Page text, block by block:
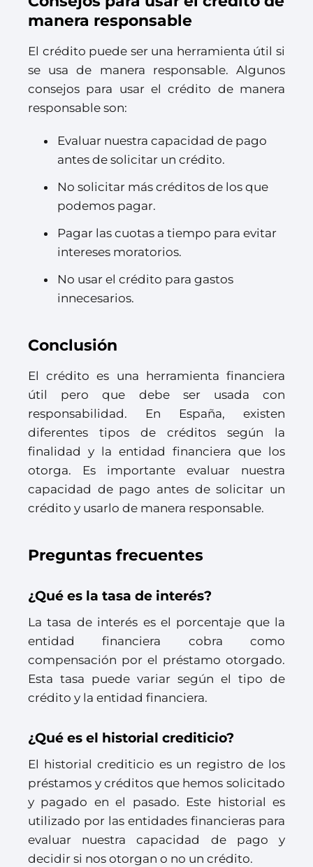
manera responsable
El crédito puede ser una herramienta útil si
se usa de manera responsable. Algunos
consejos para usar el crédito de manera
responsable son:
Evaluar nuestra capacidad de pago
antes de solicitar un crédito.
No solicitar más créditos de los que
podemos pagar.
Pagar las cuotas a tiempo para evitar
intereses moratorios.
No usar el crédito para gastos
innecesarios.
Conclusión
El crédito es una herramienta financiera
útil pero que debe ser usada con
responsabilidad. En España, existen
diferentes tipos de créditos según la
finalidad y la entidad financiera que los
otorga. Es importante evaluar nuestra
capacidad de pago antes de solicitar un
crédito y usarlo de manera responsable.
Preguntas frecuentes
¿Qué es la tasa de interés?
La tasa de interés es el porcentaje que la
entidad financiera cobra como
compensación por el préstamo otorgado.
Esta tasa puede variar según el tipo de
crédito y la entidad financiera.
¿Qué es el historial crediticio?
El historial crediticio es un registro de los
préstamos y créditos que hemos solicitado
y pagado en el pasado. Este historial es
utilizado por las entidades financieras para
evaluar nuestra capacidad de pago y
decidir si nos otorgan o no un crédito.